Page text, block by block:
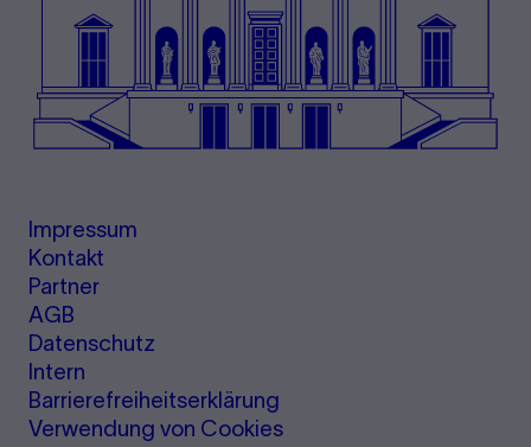
Impressum
Kontakt
Partner
AGB
Datenschutz
Intern
Barrierefreiheitserklärung
Verwendung von Cookies